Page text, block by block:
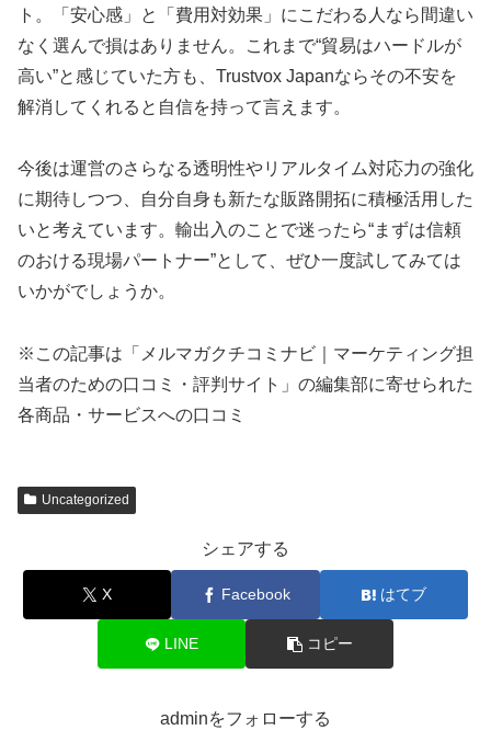
ト。「安心感」と「費用対効果」にこだわる人なら間違い
なく選んで損はありません。これまで“貿易はハードルが
高い”と感じていた方も、Trustvox Japanならその不安を
解消してくれると自信を持って言えます。
今後は運営のさらなる透明性やリアルタイム対応力の強化
に期待しつつ、自分自身も新たな販路開拓に積極活用した
いと考えています。輸出入のことで迷ったら“まずは信頼
のおける現場パートナー”として、ぜひ一度試してみては
いかがでしょうか。
※この記事は「メルマガクチコミナビ｜マーケティング担
当者のための口コミ・評判サイト」の編集部に寄せられた
各商品・サービスへの口コミ
Uncategorized
シェアする
X Facebook はてブ
LINE コピー
adminをフォローする